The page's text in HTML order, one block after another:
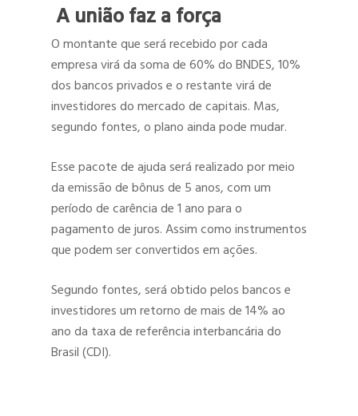
A união faz a força
O montante que será recebido por cada
empresa virá da soma de 60% do BNDES, 10%
dos bancos privados e o restante virá de
investidores do mercado de capitais. Mas,
segundo fontes, o plano ainda pode mudar.
Esse pacote de ajuda será realizado por meio
da emissão de bônus de 5 anos, com um
período de carência de 1 ano para o
pagamento de juros. Assim como instrumentos
que podem ser convertidos em ações.
Segundo fontes, será obtido pelos bancos e
investidores um retorno de mais de 14% ao
ano da taxa de referência interbancária do
Brasil (CDI).